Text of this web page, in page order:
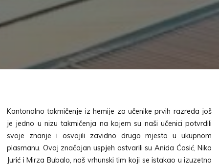
Kantonalno takmičenje iz hemije za učenike prvih razreda još
je jedno u nizu takmičenja na kojem su naši učenici potvrdili
svoje znanje i osvojili zavidno drugo mjesto u ukupnom
plasmanu. Ovaj značajan uspjeh ostvarili su Anida Ćosić, Nika
Jurić i Mirza Bubalo, naš vrhunski tim koji se istakao u izuzetno